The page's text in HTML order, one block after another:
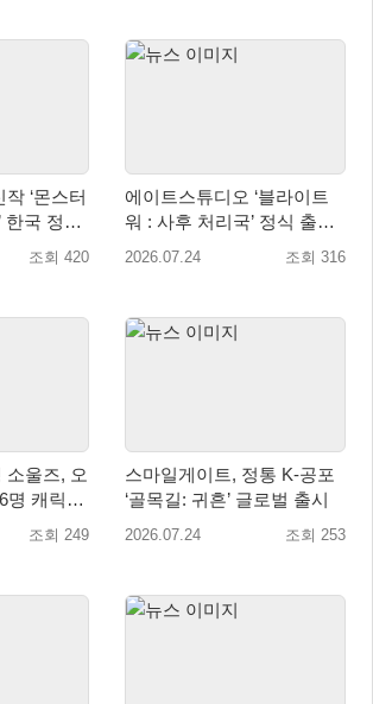
‘몬스터
한국 정식
약 시작
조회 420
에이트스튜디오 ‘블라이트
워 : 사후 처리국’ 정식 출
시… 사전예약자 50만 명 달
2026.07.24 조회 316
소울즈, 오
캐릭터
조회 249
스마일게이트, 정통 K-공포
‘골목길: 귀흔’ 글로벌 출시
2026.07.24 조회 253